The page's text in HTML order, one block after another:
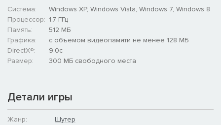
Система:
Windows XP, Windows Vista, Windows 7, Windows 8
Процессор: 1.7 ГГц
Память:
512 МБ
Графика:
с объемом видеопамяти не менее 128 МБ
DirectX®:
9.0c
Размер:
300 МБ свободного места
Детали игры
Жанр:
Шутер